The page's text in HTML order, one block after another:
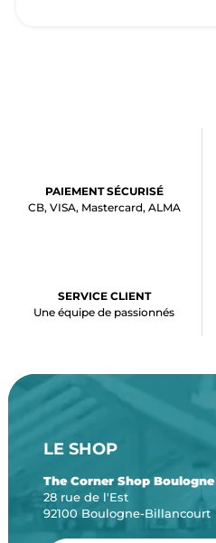
PAIEMENT SÉCURISÉ
CB, VISA, Mastercard, ALMA
SERVICE CLIENT
Une équipe de passionnés
LE SHOP
The Corner Shop Boulogne
28 rue de l'Est
92100 Boulogne-Billancourt